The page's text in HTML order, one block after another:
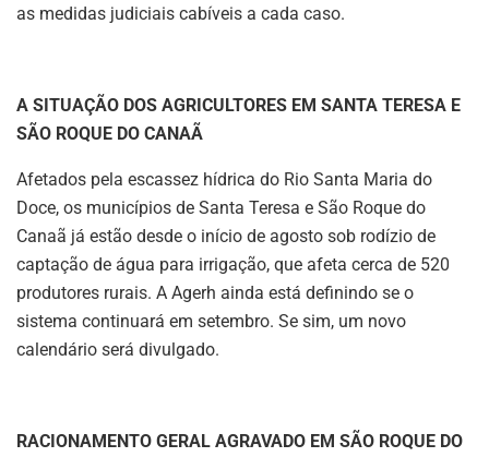
as medidas judiciais cabíveis a cada caso.
A SITUAÇÃO DOS AGRICULTORES EM SANTA TERESA E
SÃO ROQUE DO CANAÃ
Afetados pela escassez hídrica do Rio Santa Maria do
Doce, os municípios de Santa Teresa e São Roque do
Canaã já estão desde o início de agosto sob rodízio de
captação de água para irrigação, que afeta cerca de 520
produtores rurais. A Agerh ainda está definindo se o
sistema continuará em setembro. Se sim, um novo
calendário será divulgado.
RACIONAMENTO GERAL AGRAVADO EM SÃO ROQUE DO